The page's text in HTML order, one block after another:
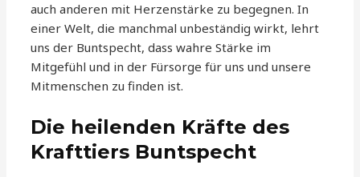
auch anderen mit Herzenstärke zu begegnen. In
einer Welt, die manchmal unbeständig wirkt, lehrt
uns der Buntspecht, dass wahre Stärke im
Mitgefühl und in der Fürsorge für uns und unsere
Mitmenschen zu finden ist.
Die heilenden Kräfte des
Krafttiers Buntspecht